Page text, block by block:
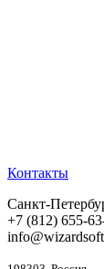
Контакты
Санкт-
+7 (812) 655-